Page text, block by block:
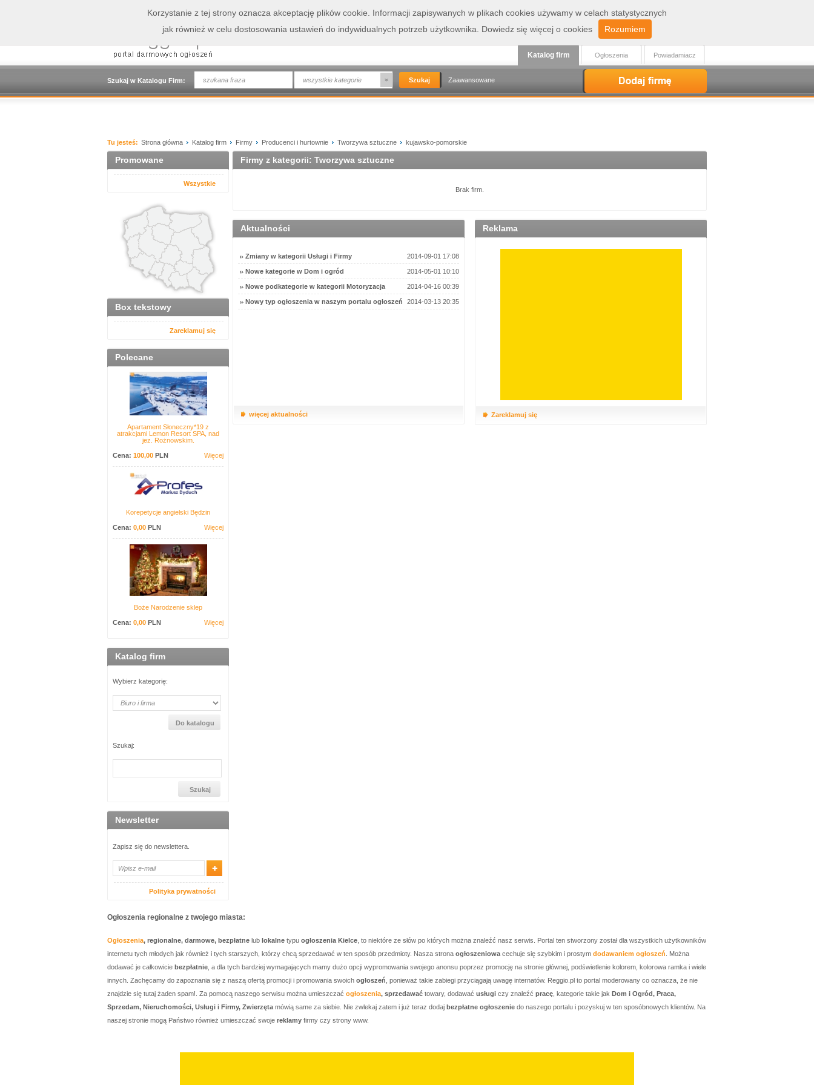
Zaloguj
Szukaj w Katalogu Firm: wszystkie kategorie Zaawansowane
Powiadamiacz
Ogłoszenia
Katalog firm
Tu jesteś: Strona główna Katalog firm Firmy Producenci i hurtownie Tworzywa sztuczne kujawsko-pomorskie
Promowane
Wszystkie
Box tekstowy
Zareklamuj się
Polecane
Apartament Słoneczny*19 z
atrakcjami Lemon Resort SPA, nad
jez. Rożnowskim.
Cena: 100,00 PLN Więcej
Korepetycje angielski Będzin
Cena: 0,00 PLN Więcej
Boże Narodzenie sklep
Cena: 0,00 PLN Więcej
Katalog firm
Wybierz kategorię:
Szukaj:
Newsletter
Zapisz się do newslettera.
Polityka prywatności
Firmy z kategorii: Tworzywa sztuczne
Brak firm.
Aktualności
Zmiany w kategorii Usługi i Firmy 2014-09-01 17:08
Nowe kategorie w Dom i ogród 2014-05-01 10:10
Nowe podkategorie w kategorii Motoryzacja 2014-04-16 00:39
Nowy typ ogłoszenia w naszym portalu ogłoszeń 2014-03-13 20:35
więcej aktualności
Reklama
Zareklamuj się
Ogłoszenia regionalne z twojego miasta:
Ogłoszenia, regionalne, darmowe, bezpłatne lub lokalne typu ogłoszenia Kielce , to niektóre ze słów po których można znaleźć nasz serwis. Portal ten stworzony został dla wszystkich użytkowników
internetu tych młodych jak również i tych starszych, którzy chcą sprzedawać w ten sposób przedmioty. Nasza strona ogłoszeniowa cechuje się szybkim i prostym dodawaniem ogłoszeń . Można
dodawać je całkowicie bezpłatnie , a dla tych bardziej wymagających mamy dużo opcji wypromowania swojego anonsu poprzez promocję na stronie głównej, podświetlenie kolorem, kolorowa ramka i wiele
innych. Zachęcamy do zapoznania się z naszą ofertą promocji i promowania swoich ogłoszeń , ponieważ takie zabiegi przyciągają uwagę internatów. Reggio.pl to portal moderowany co oznacza, że nie
znajdzie się tutaj żaden spam!. Za pomocą naszego serwisu można umieszczać ogłoszenia, sprzedawać towary, dodawać usługi czy znaleźć pracę , kategorie takie jak Dom i Ogród, Praca,
Sprzedam, Nieruchomości, Usługi i Firmy, Zwierzęta mówią same za siebie. Nie zwlekaj zatem i już teraz dodaj bezpłatne ogłoszenie do naszego portalu i pozyskuj w ten sposóbnowych klientów. Na
naszej stronie mogą Państwo również umieszczać swoje reklamy firmy czy strony www.
Korzystanie z tej strony oznacza akceptację plików cookie. Informacji zapisywanych w plikach cookies używamy w celach statystycznych
jak również w celu dostosowania ustawień do indywidualnych potrzeb użytkownika. Dowiedz się więcej o cookies Rozumiem